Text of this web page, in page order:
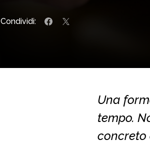
Condividi:
Una
tempo.
concreto